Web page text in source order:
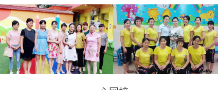
专为为幼儿园教师提供的互动平台，包含大量优质示范课与教学中遇到问题
的解决方案